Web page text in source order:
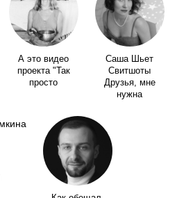
А это видео
проекта "Так
просто
Саша Шьет
Свитшоты
Друзья, мне
нужна